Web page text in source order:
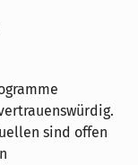
sind offen